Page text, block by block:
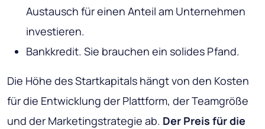
Austausch für einen Anteil am Unternehmen
investieren.
Bankkredit. Sie brauchen ein solides Pfand.
Die Höhe des Startkapitals hängt von den Kosten
für die Entwicklung der Plattform, der Teamgröße
und der Marketingstrategie ab. Der Preis für die